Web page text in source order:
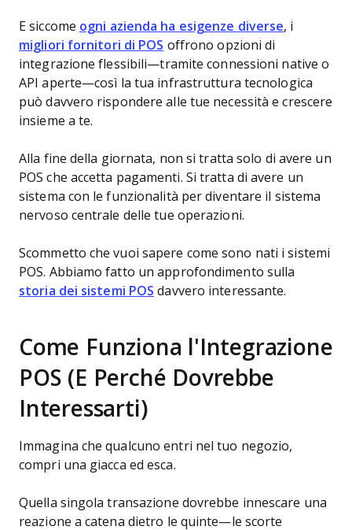
E siccome ogni azienda ha esigenze diverse, i
migliori fornitori di POS offrono opzioni di
integrazione flessibili—tramite connessioni native o
API aperte—così la tua infrastruttura tecnologica
può davvero rispondere alle tue necessità e crescere
insieme a te.
Alla fine della giornata, non si tratta solo di avere un
POS che accetta pagamenti. Si tratta di avere un
sistema con le funzionalità per diventare il sistema
nervoso centrale delle tue operazioni.
Scommetto che vuoi sapere come sono nati i sistemi
POS. Abbiamo fatto un approfondimento sulla
storia dei sistemi POS davvero interessante.
Come Funziona l'Integrazione
POS (E Perché Dovrebbe
Interessarti)
Immagina che qualcuno entri nel tuo negozio,
compri una giacca ed esca.
Quella singola transazione dovrebbe innescare una
reazione a catena dietro le quinte—le scorte